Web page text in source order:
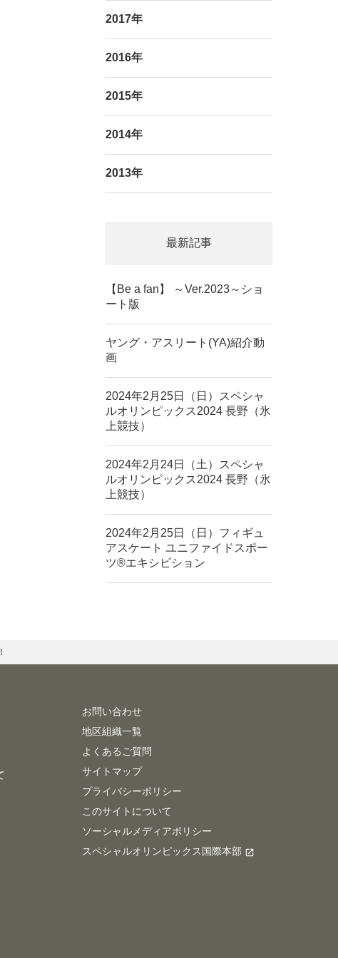
2017年
2016年
2015年
2014年
2013年
最新記事
【Be a fan】 ～Ver.2023～ショ
ート版
ヤング・アスリート(YA)紹介動
画
2024年2月25日（日）スペシャ
ルオリンピックス2024 長野（氷
上競技）
2024年2月24日（土）スペシャ
ルオリンピックス2024 長野（氷
上競技）
2024年2月25日（日）フィギュ
アスケート ユニファイドスポー
ツ®エキシビション
お問い合わせ
地区組織一覧
よくあるご質問
サイトマップ
プライバシーポリシー
このサイトについて
ソーシャルメディアポリシー
スペシャルオリンピックス国際本部